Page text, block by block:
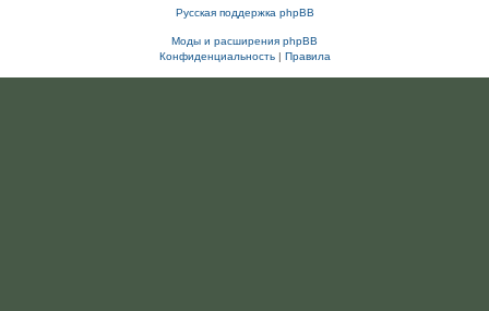
Русская поддержка phpBB
Моды и расширения phpBB
Конфиденциальность| Правила